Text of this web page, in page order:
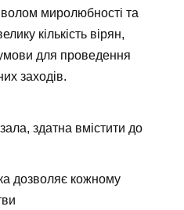
миролюбності та
кількість вірян,
для проведення
заходів.
здатна вмістити до
дозволяє кожному